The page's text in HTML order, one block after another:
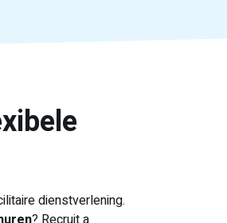
dienstverlening.